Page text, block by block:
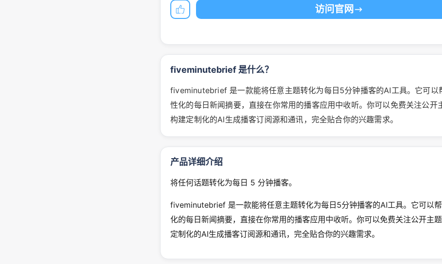
访问官网
fiveminutebrief 是什么？
fiveminutebrief 是一款能将任意主题转化为每日5分钟播客的AI工具。它可以
性化的每日新闻摘要，直接在你常用的播客应用中收听。你可以免费关注公开
构建定制化的AI生成播客订阅源和通讯，完全贴合你的兴趣需求。
产品详细介绍
将任何话题转化为每日 5 分钟播客。
fiveminutebrief 是一款能将任意主题转化为每日5分钟播客的AI工具。它可以
化的每日新闻摘要，直接在你常用的播客应用中收听。你可以免费关注公开主
定制化的AI生成播客订阅源和通讯，完全贴合你的兴趣需求。